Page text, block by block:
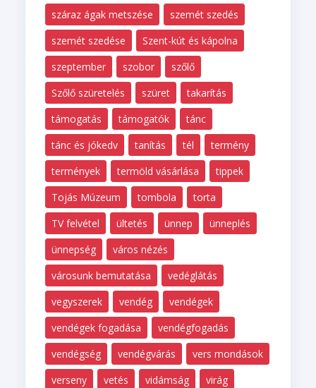
száraz ágak metszése
szemét szedés
szemét szedése
Szent-kút és kápolna
szeptember
szobor
szőlő
Szőlő szüretelés
szüret
takarítás
támogatás
támogatók
tánc
tánc és jókedv
tanítás tél
termény
termények
termöld vásárlása
tippek
Tojás Múzeum
tombola
torta
TV felvétel
ültetés ünnep
ünneplés
ünnepség
város nézés
városunk bemutatása
vedéglátás
vegyszerek
vendég
vendégek
vendégek fogadása
vendégfogadás
vendégség
vendégvárás
vers mondások
verseny
vetés vidámság
virág